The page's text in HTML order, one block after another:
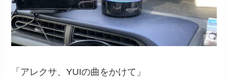
「アレクサ、YUIの曲をかけて」